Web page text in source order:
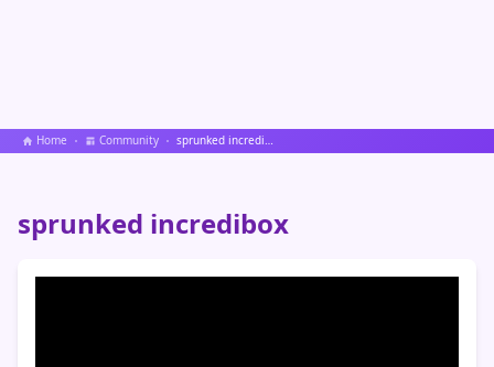
Home Community sprunked incredibox
sprunked incredibox